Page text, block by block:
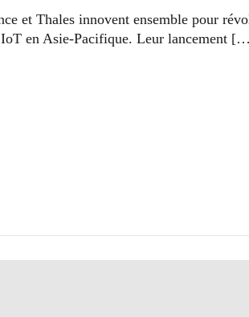
et Thales innovent ensemble pour
en Asie-Pacifique. Leur lancement